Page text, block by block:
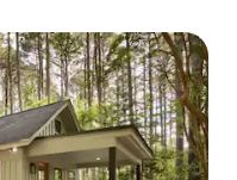
plus aimés